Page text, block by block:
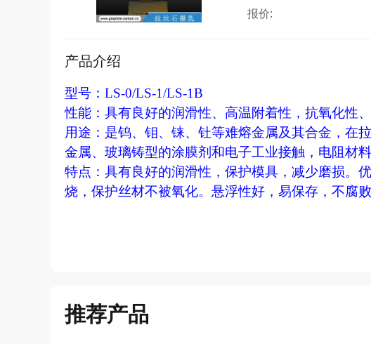
报价:
产品介绍
型号：LS-0/LS-1/LS-1B
性能：具有良好的润滑性、高温附着性，抗氧化性
用途：是钨、钼、铼、钍等难熔金属及其合金，在
金属、玻璃铸型的涂膜剂和电子工业接触，电阻材料
特点： 具有良好的润滑性，保护模具，减少磨损。
烧，保护丝材不被氧化。悬浮性好，易保存，不腐败
推荐产品